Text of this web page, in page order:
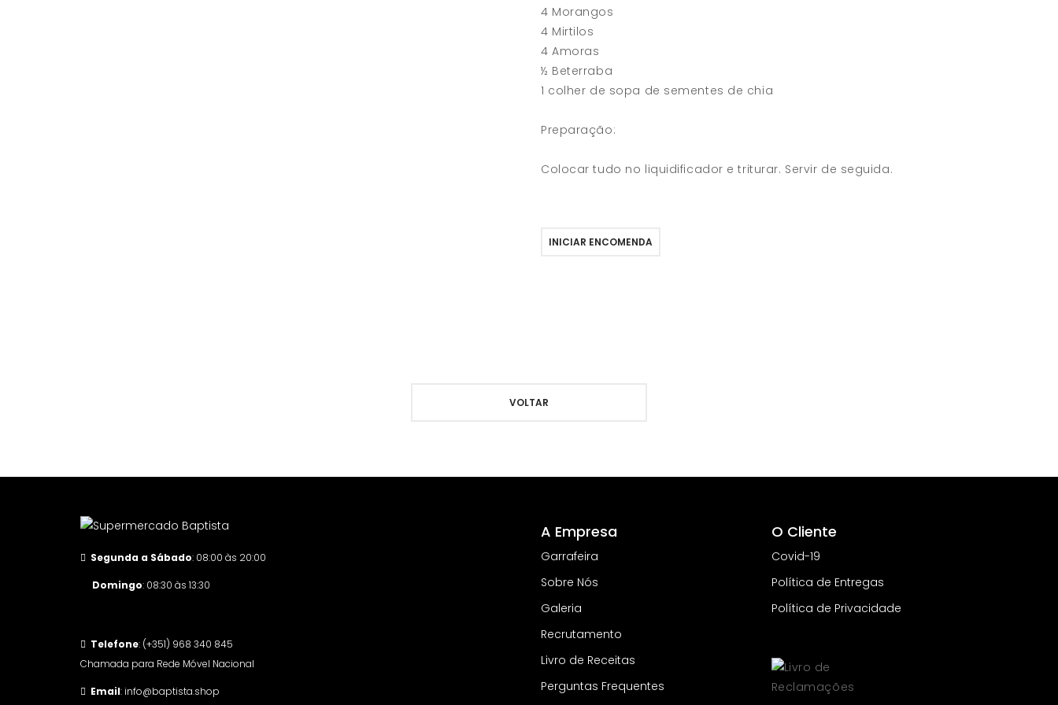
4 Morangos
4 Mirtilos
4 Amoras
½ Beterraba
1 colher de sopa de sementes de chia
Preparação:
Colocar tudo no liquidificador e triturar. Servir de seguida.
INICIAR ENCOMENDA
VOLTAR
Segunda a Sábado: 08:00 às 20:00
Domingo: 08:30 às 13:30
Telefone: (+351) 968 340 845
Chamada para Rede Móvel Nacional
Email: info@baptista.shop
A Empresa
Garrafeira
Sobre Nós
Galeria
Recrutamento
Livro de Receitas
Perguntas Frequentes
O Cliente
Covid-19
Política de Entregas
Política de Privacidade